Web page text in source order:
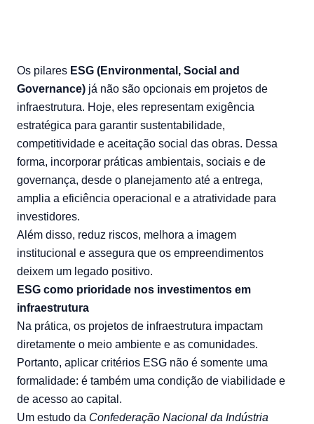
Os pilares ESG (Environmental, Social and
Governance) já não são opcionais em projetos de
infraestrutura. Hoje, eles representam exigência
estratégica para garantir sustentabilidade,
competitividade e aceitação social das obras. Dessa
forma, incorporar práticas ambientais, sociais e de
governança, desde o planejamento até a entrega,
amplia a eficiência operacional e a atratividade para
investidores.
Além disso, reduz riscos, melhora a imagem
institucional e assegura que os empreendimentos
deixem um legado positivo.
ESG como prioridade nos investimentos em
infraestrutura
Na prática, os projetos de infraestrutura impactam
diretamente o meio ambiente e as comunidades.
Portanto, aplicar critérios ESG não é somente uma
formalidade: é também uma condição de viabilidade e
de acesso ao capital.
Um estudo da Confederação Nacional da Indústria